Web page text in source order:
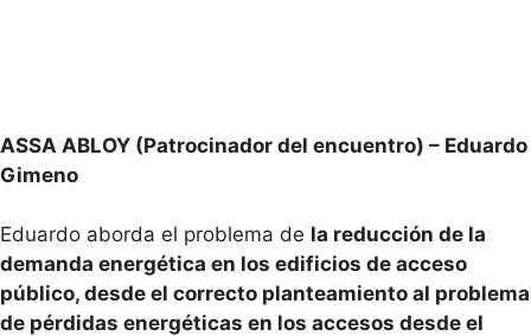
ASSA ABLOY (Patrocinador del encuentro) – Eduardo
Gimeno
Eduardo aborda el problema de la reducción de la
demanda energética en los edificios de acceso
público, desde el correcto planteamiento al problema
de pérdidas energéticas en los accesos desde el